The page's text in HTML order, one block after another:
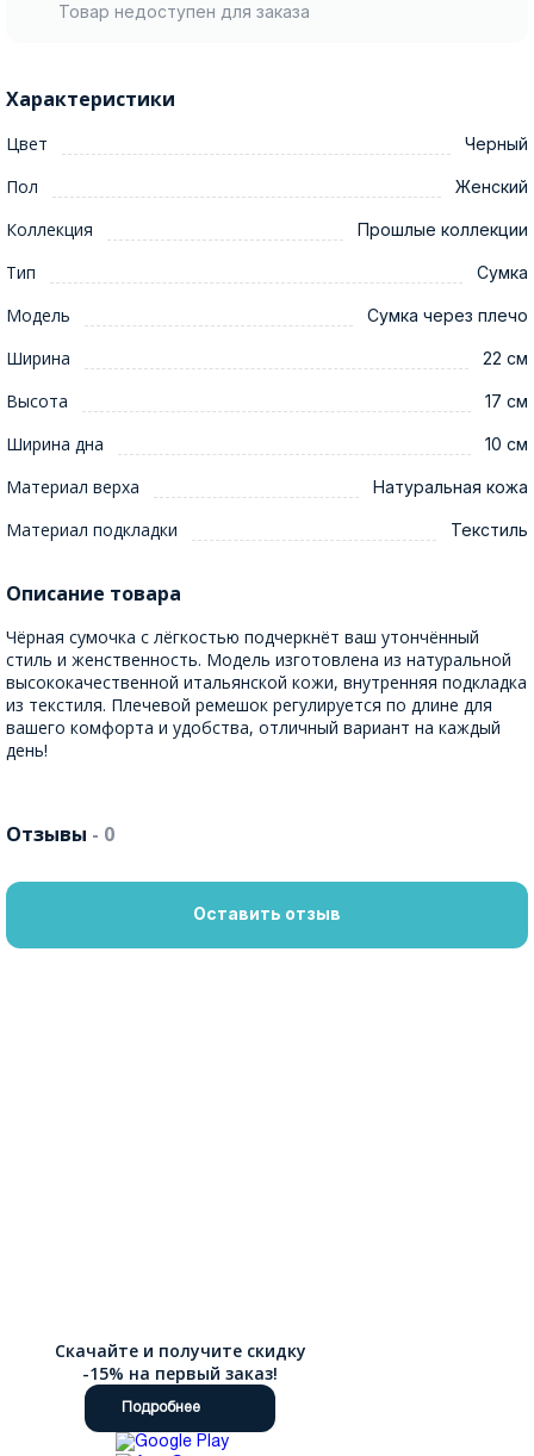
Товар недоступен для заказа
Характеристики
Цвет Черный
Пол Женский
Коллекция Прошлые коллекции
Тип Сумка
Модель Сумка через плечо
Ширина 22 см
Высота 17 см
Ширина дна 10 см
Материал верха Натуральная кожа
Материал подкладки Текстиль
Описание товара
Чёрная сумочка с лёгкостью подчеркнёт ваш утончённый
стиль и женственность. Модель изготовлена из натуральной
высококачественной итальянской кожи, внутренняя подкладка
из текстиля. Плечевой ремешок регулируется по длине для
вашего комфорта и удобства, отличный вариант на каждый
день!
Отзывы - 0
Оставить отзыв
Скачайте и получите скидку
-15% на первый заказ!
Подробнее